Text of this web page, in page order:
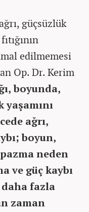
güçsüzlük
edilmemesi
Op. Dr. Kerim
boyunda,
ağrı,
boyun,
neden
ve güç kaybı
fazla
zaman